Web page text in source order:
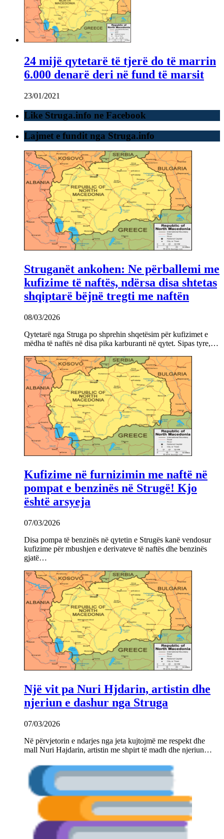
24 mijë qytetarë të tjerë do të marrin
6.000 denarë deri në fund të marsit
23/01/2021
Like Struga.info ne Facebook
Lajmet e fundit nga Struga.info
Struganët ankohen: Ne përballemi me
kufizime të naftës, ndërsa disa shtetas
shqiptarë bëjnë tregti me naftën
08/03/2026
Qytetarë nga Struga po shprehin shqetësim për kufizimet e
mëdha të naftës në disa pika karburanti në qytet. Sipas tyre,…
Kufizime në furnizimin me naftë në
pompat e benzinës në Strugë! Kjo
është arsyeja
07/03/2026
Disa pompa të benzinës në qytetin e Strugës kanë vendosur
kufizime për mbushjen e derivateve të naftës dhe benzinës
gjatë…
Një vit pa Nuri Hjdarin, artistin dhe
njeriun e dashur nga Struga
07/03/2026
Në përvjetorin e ndarjes nga jeta kujtojmë me respekt dhe
mall Nuri Hajdarin, artistin me shpirt të madh dhe njeriun…